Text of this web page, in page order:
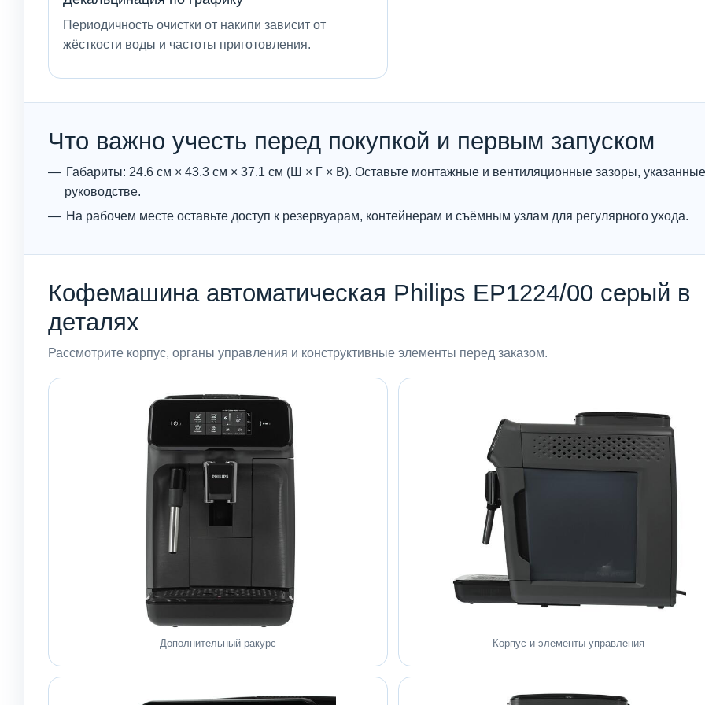
Периодичность очистки от накипи зависит от
жёсткости воды и частоты приготовления.
Что важно учесть перед покупкой и первым запуском
Габариты: 24.6 см × 43.3 см × 37.1 см (Ш × Г × В). Оставьте монтажные и вентиляционные зазоры,
руководстве.
На рабочем месте оставьте доступ к резервуарам, контейнерам и съёмным узлам для регулярного ухода.
Кофемашина автоматическая Philips EP1224/00 серый в
деталях
Рассмотрите корпус, органы управления и конструктивные элементы перед заказом.
Дополнительный ракурс Корпус и элементы управления